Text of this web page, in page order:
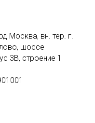
Москва, вн. тер. г.
шоссе
3В, строение 1